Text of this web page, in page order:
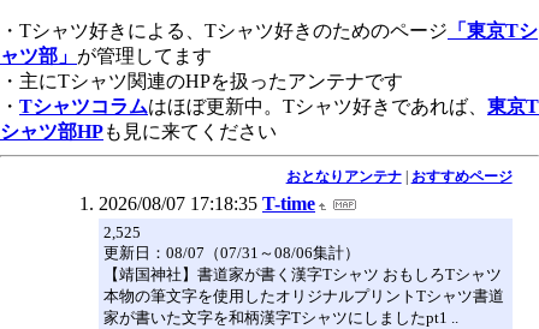
・Tシャツ好きによる、Tシャツ好きのためのページ 「東京Tシ
ャツ部」 が管理してます
・主にTシャツ関連のHPを扱ったアンテナです
・ Tシャツコラムはほぼ更新中。Tシャツ好きであれば、 東京T
シャツ部HPも見に来てください
おとなりアンテナ| おすすめページ
2026/08/07 17:18:35 T-time
2,525
更新日：08/07（07/31～08/06集計）
【靖国神社】書道家が書く漢字Tシャツ おもしろTシャツ
本物の筆文字を使用したオリジナルプリントTシャツ書道
家が書いた文字を和柄漢字Tシャツにしましたpt1 ..